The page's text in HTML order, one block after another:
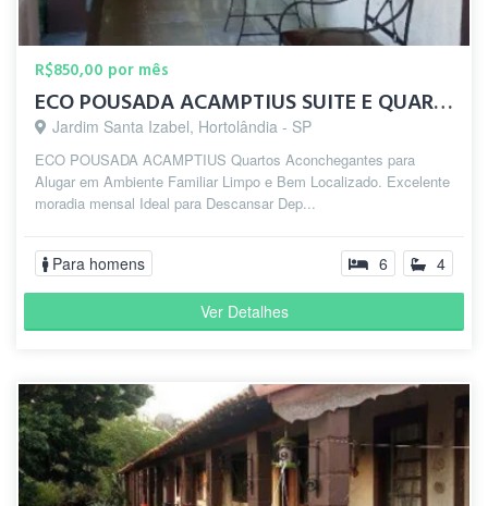
R$850,00 por mês
ECO POUSADA ACAMPTIUS SUITE E QUARTOS
Jardim Santa Izabel, Hortolândia - SP
ECO POUSADA ACAMPTIUS Quartos Aconchegantes para
Alugar em Ambiente Familiar Limpo e Bem Localizado. Excelente
moradia mensal Ideal para Descansar Dep...
Para homens 6 4
Ver Detalhes